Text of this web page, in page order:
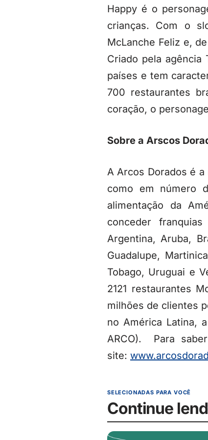
Happy é o
crianças. Com o
McLanche Feliz e,
Criado pela
países e tem
700 restaurantes
coração, o
Sobre a Arscos
A Arcos Dorados é
como em número
alimentação da
conceder
Argentina, Aruba,
Guadalupe,
Tobago, Uruguai e
2121 restaurantes
milhões de clientes
no América Latina,
ARCO). Para
site:
SELECIONADAS PARA VOCÊ
Continue